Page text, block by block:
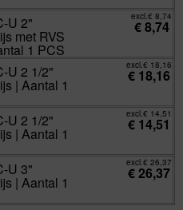
U 2"
met RVS
1 PCS
excl.€ 8,74
€8,74
U 2 1/2"
| Aantal 1
excl.€ 18,16
€ 18,16
U 2 1/2"
| Aantal 1
excl.€ 14,51
€ 14,51
U 3"
| Aantal 1
excl.€ 26,37
€26,37